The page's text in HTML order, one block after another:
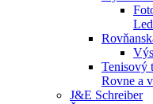
Tenisový
Rovne a
J&E Schreiber